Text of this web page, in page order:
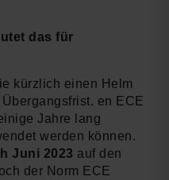
das für
kürzlich einen Helm
en ECE
Jahre lang
werden können.
Juni 2023 auf den
der Norm ECE